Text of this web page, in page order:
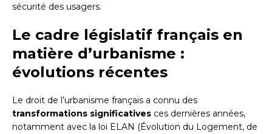
sécurité des usagers.
Le cadre législatif français en
matière d’urbanisme :
évolutions récentes
Le droit de l’urbanisme français a connu des
transformations significatives ces dernières années,
notamment avec la loi ELAN (Évolution du Logement, de